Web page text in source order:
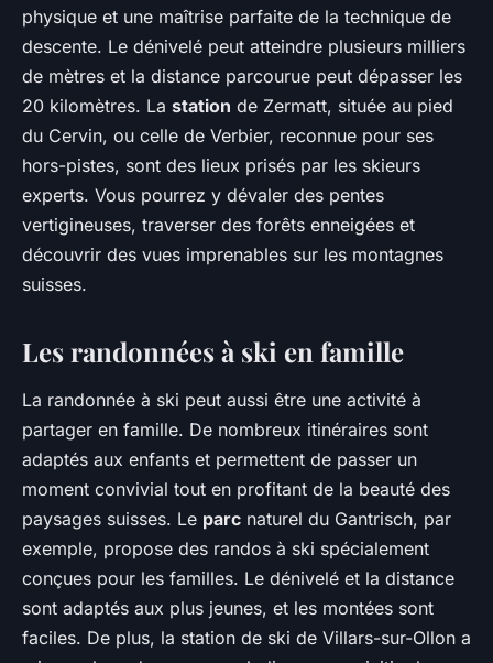
physique et une maîtrise parfaite de la technique de
descente. Le dénivelé peut atteindre plusieurs milliers
de mètres et la distance parcourue peut dépasser les
20 kilomètres. La station de Zermatt, située au pied
du Cervin, ou celle de Verbier, reconnue pour ses
hors-pistes, sont des lieux prisés par les skieurs
experts. Vous pourrez y dévaler des pentes
vertigineuses, traverser des forêts enneigées et
découvrir des vues imprenables sur les montagnes
suisses.
Les randonnées à ski en famille
La randonnée à ski peut aussi être une activité à
partager en famille. De nombreux itinéraires sont
adaptés aux enfants et permettent de passer un
moment convivial tout en profitant de la beauté des
paysages suisses. Le parc naturel du Gantrisch, par
exemple, propose des randos à ski spécialement
conçues pour les familles. Le dénivelé et la distance
sont adaptés aux plus jeunes, et les montées sont
faciles. De plus, la station de ski de Villars-sur-Ollon a